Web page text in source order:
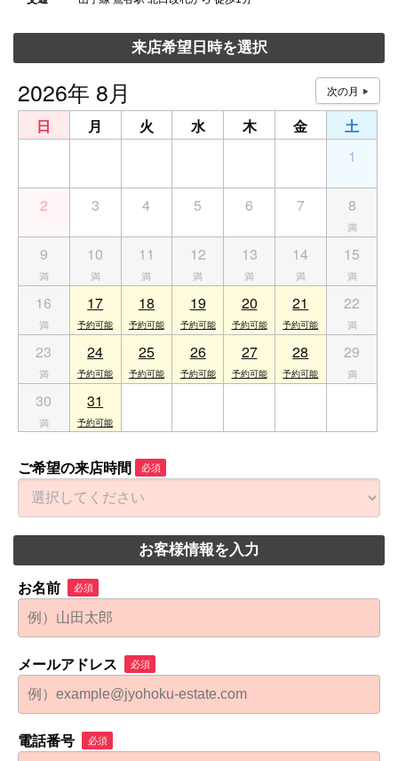
来店希望日時を選択
2026年 8月
日 月 火 水 木 金
土
1
2 3 4 5 6 7 8
9 10 11 12 13 14 15
16 17 18 19 20 21 22
23 24 25 26 27 28 29
30 31
ご希望の来店時間 必須
お客様情報を入力
お名前 必須
メールアドレス 必須
電話番号 必須